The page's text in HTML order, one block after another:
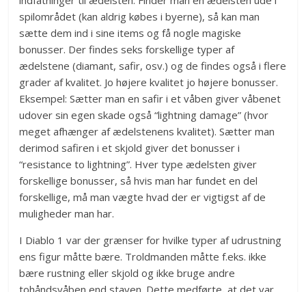
spilområdet (kan aldrig købes i byerne), så kan man
sætte dem ind i sine items og få nogle magiske
bonusser. Der findes seks forskellige typer af
ædelstene (diamant, safir, osv.) og de findes også i flere
grader af kvalitet. Jo højere kvalitet jo højere bonusser.
Eksempel: Sætter man en safir i et våben giver våbenet
udover sin egen skade også “lightning damage” (hvor
meget afhænger af ædelstenens kvalitet). Sætter man
derimod safiren i et skjold giver det bonusser i
“resistance to lightning”. Hver type ædelsten giver
forskellige bonusser, så hvis man har fundet en del
forskellige, må man vægte hvad der er vigtigst af de
muligheder man har.
I Diablo 1 var der grænser for hvilke typer af udrustning
ens figur måtte bære. Troldmanden måtte f.eks. ikke
bære rustning eller skjold og ikke bruge andre
tohåndsvåben end staven. Dette medførte, at det var